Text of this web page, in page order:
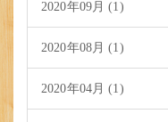
2020年09月 (1)
2020年08月 (1)
2020年04月 (1)